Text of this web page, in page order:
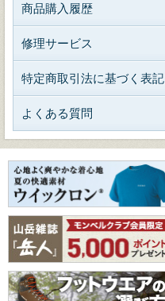
商品購入履歴
修理サービス
特定商取引法に基づく表記
よくある質問